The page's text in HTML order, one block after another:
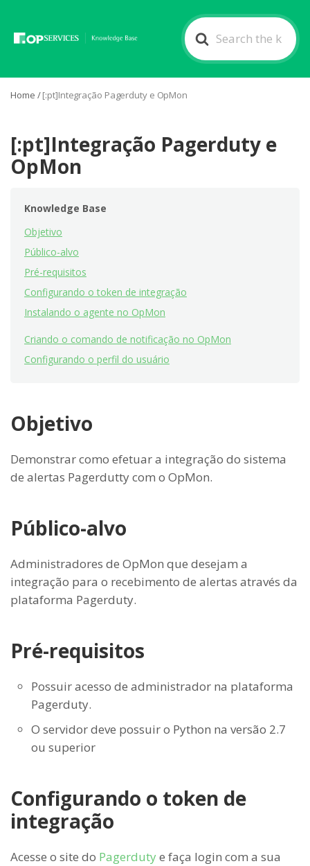
Search
For
Home /[:pt]Integração Pagerduty e OpMon
[:pt]Integração Pagerduty e
OpMon
Knowledge Base
Objetivo
Público-alvo
Pré-requisitos
Configurando o token de integração
Instalando o agente no OpMon
Criando o comando de notificação no OpMon
Configurando o perfil do usuário
Objetivo
Demonstrar como efetuar a integração do sistema
de alertas Pagerdutty com o OpMon.
Público-alvo
Administradores de OpMon que desejam a
integração para o recebimento de alertas através da
plataforma Pagerduty.
Pré-requisitos
Possuir acesso de administrador na plataforma
Pagerduty.
O servidor deve possuir o Python na versão 2.7
ou superior
Configurando o token de
integração
Acesse o site do Pagerdutye faça login com a sua